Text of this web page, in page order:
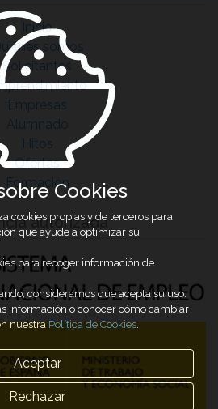
Inicio
somos
Solicitantes
Empresas
Alumnado
Hitos
Ofertas
Formación
autorizada
Cookies
cookies propias y de terceros para
que ayude a optimizar su
para recoger información de
consideramos que acepta su uso.
información o conocer cómo cambiar
nuestraPolítica de Cookies.
Aceptar
Rechazar